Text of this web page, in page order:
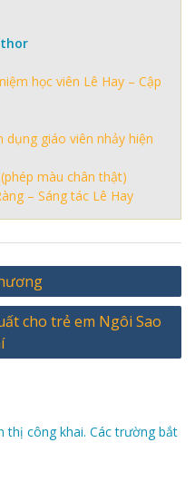
học viên Lê Hay – Cập
dụng giáo viên nhảy hiện
màu chân thật)
– Sáng tác Lê Hay
cho trẻ em Ngôi Sao
thị công khai. Các trường bắt